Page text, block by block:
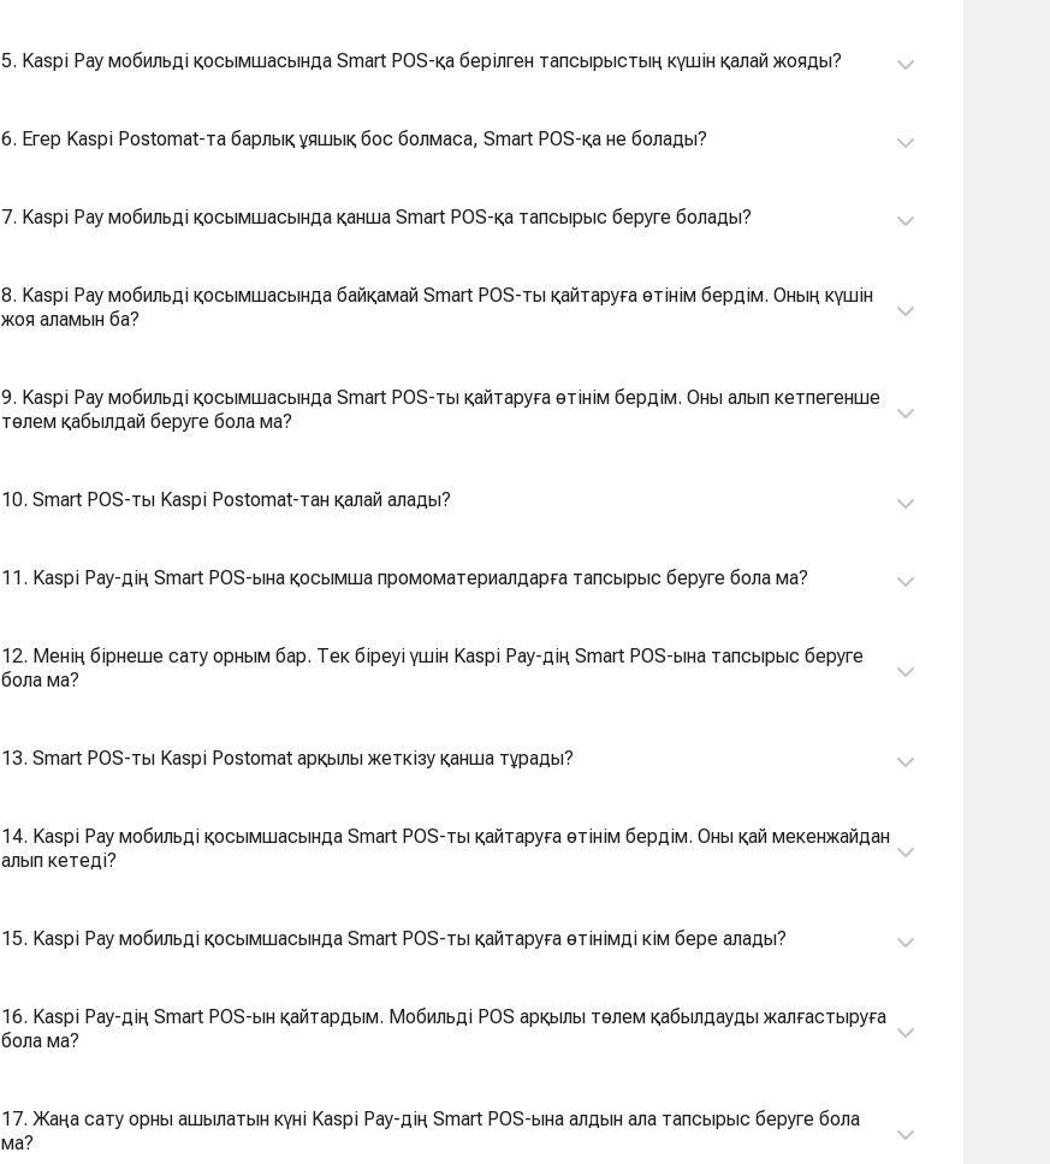
5. Kaspi Pay мобильді қосымшасында Smart POS-қа берілген тапсырыстың күшін қалай жояды?
6. Егер Kaspi Postomat-та барлық ұяшық бос болмаса, Smart POS-қа не болады?
7. Kaspi Pay мобильді қосымшасында қанша Smart POS-қа тапсырыс беруге болады?
8. Kaspi Pay мобильді қосымшасында байқамай Smart POS-ты қайтаруға өтінім бердім. Оның күшін
жоя аламын ба?
9. Kaspi Pay мобильді қосымшасында Smart POS-ты қайтаруға өтінім бердім. Оны алып кетпегенше
төлем қабылдай беруге бола ма?
10. Smart POS-ты Kaspi Postomat-тан қалай алады?
11. Kaspi Pay-дің Smart POS-ына қосымша промоматериалдарға тапсырыс беруге бола ма?
12. Менің бірнеше сату орным бар. Тек біреуі үшін Kaspi Pay-дің Smart POS-ына тапсырыс беруге
бола ма?
13. Smart POS-ты Kaspi Postomat арқылы жеткізу қанша тұрады?
14. Kaspi Pay мобильді қосымшасында Smart POS-ты қайтаруға өтінім бердім. Оны қай мекенжайдан
алып кетеді?
15. Kaspi Pay мобильді қосымшасында Smart POS-ты қайтаруға өтінімді кім бере алады?
16. Kaspi Pay-дің Smart POS-ын қайтардым. Мобильді POS арқылы төлем қабылдауды жалғастыруға
бола ма?
17. Жаңа сату орны ашылатын күні Kaspi Pay-дің Smart POS-ына алдын ала тапсырыс беруге бола
ма?